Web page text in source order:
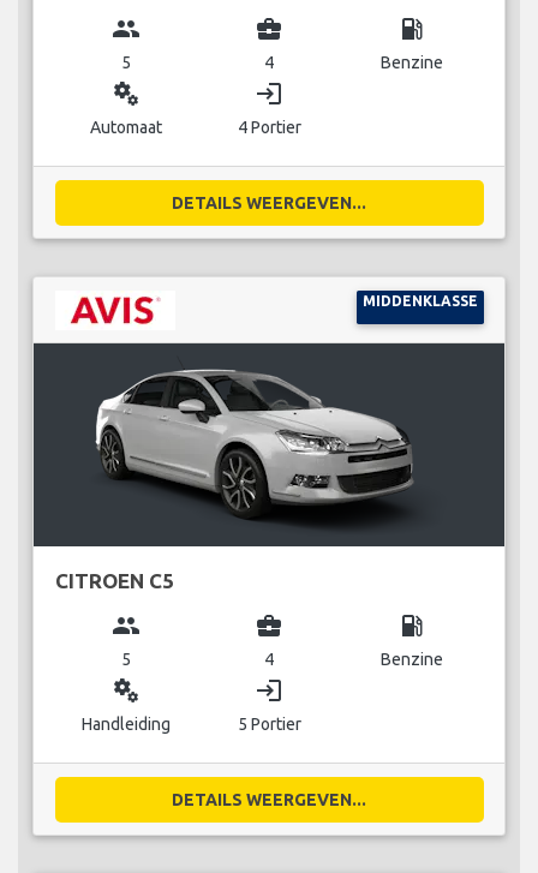
group
5
business_center
4
local_gas_station
Benzine
miscellaneous_services
Automaat
login
4 Portier
DETAILS WEERGEVEN...
MIDDENKLASSE
CITROEN C5
group
5
business_center
4
local_gas_station
Benzine
miscellaneous_services
Handleiding
login
5 Portier
DETAILS WEERGEVEN...